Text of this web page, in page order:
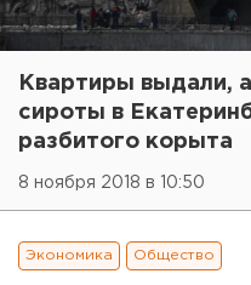
Квартиры выдали,
сироты в
разбитого корыта
8 ноября 2018 в 10:50
Экономика Общество